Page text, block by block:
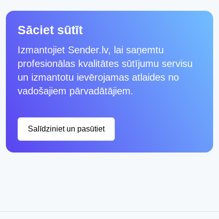
Sāciet sūtīt
Izmantojiet Sender.lv, lai saņemtu
profesionālas kvalitātes sūtījumu servisu
un izmantotu ievērojamas atlaides no
vadošajiem pārvadātājiem.
Salīdziniet un pasūtiet